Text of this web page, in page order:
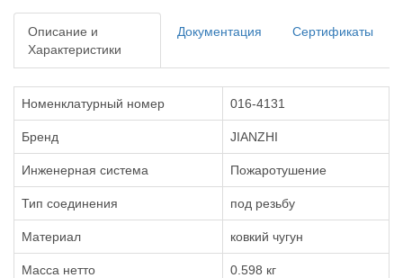
Описание и
Характеристики
Документация Сертификаты
Номенклатурный номер 016-4131
Бренд JIANZHI
Инженерная система Пожаротушение
Тип соединения под резьбу
Материал ковкий чугун
Масса нетто 0.598 кг